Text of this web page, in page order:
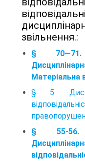
звільнення.:
§ 70—71.
Матеріальна
§ 5.
§ 55-56.